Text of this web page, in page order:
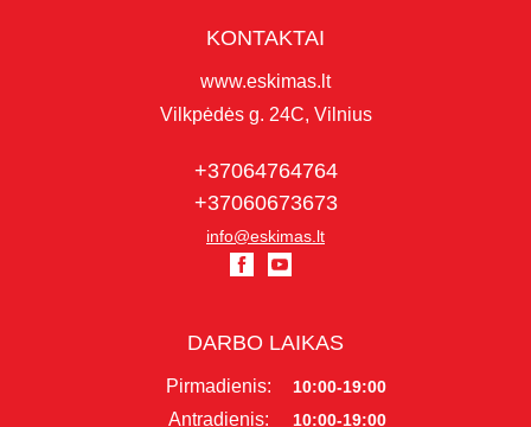
KONTAKTAI
www.eskimas.lt
Vilkpėdės g. 24C, Vilnius
+37064764764
+37060673673
info@eskimas.lt
DARBO LAIKAS
Pirmadienis: 10:00-19:00
Antradienis: 10:00-19:00